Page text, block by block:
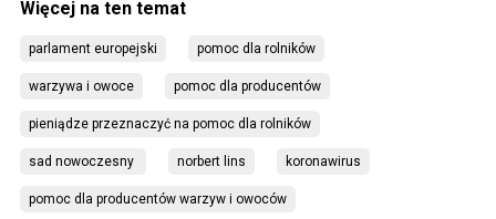
parlament europejski pomoc dla rolników
warzywa i owoce pomoc dla producentów
pieniądze przeznaczyć na pomoc dla rolników
sad nowoczesny norbert lins koronawirus
pomoc dla producentów warzyw i owoców